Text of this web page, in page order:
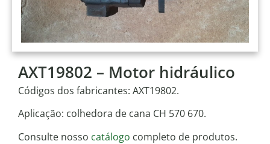
AXT19802 – Motor hidráulico
Códigos dos fabricantes: AXT19802.
Aplicação: colhedora de cana CH 570 670.
Consulte nosso catálogo completo de produtos.